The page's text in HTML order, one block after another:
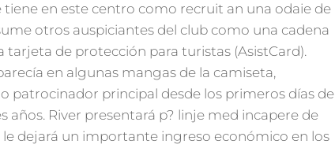
en este centro como recruit an una odaie de
otros auspiciantes del club como una cadena
tarjeta de protección para turistas (AsistCard).
en algunas mangas de la camiseta,
patrocinador principal desde los primeros días de
River presentará p? linje med incapere de
dejará un importante ingreso económico en los